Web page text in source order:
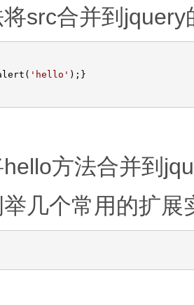
合并到jquery
' hello ' );}
方法合并到
个常用的扩展